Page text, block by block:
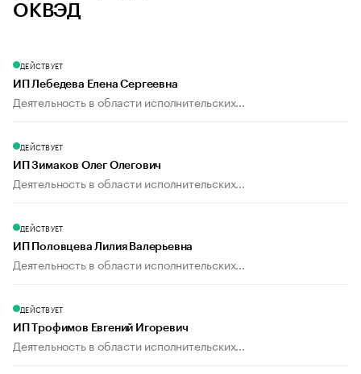
ОКВЭД
ДЕЙСТВУЕТ
ИП Лебедева Елена Сергеевна
Деятельность в области исполнительских...
ДЕЙСТВУЕТ
ИП Зимаков Олег Олегович
Деятельность в области исполнительских...
ДЕЙСТВУЕТ
ИП Половцева Лилия Валерьевна
Деятельность в области исполнительских...
ДЕЙСТВУЕТ
ИП Трофимов Евгений Игоревич
Деятельность в области исполнительских...